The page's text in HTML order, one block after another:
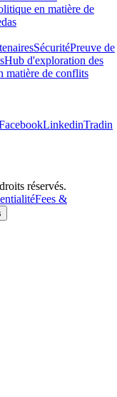
en matière de
SécuritéPreuve de
Hub d'exploration des
matière de conflits
LinkedinTradin
réservés.
Fees &